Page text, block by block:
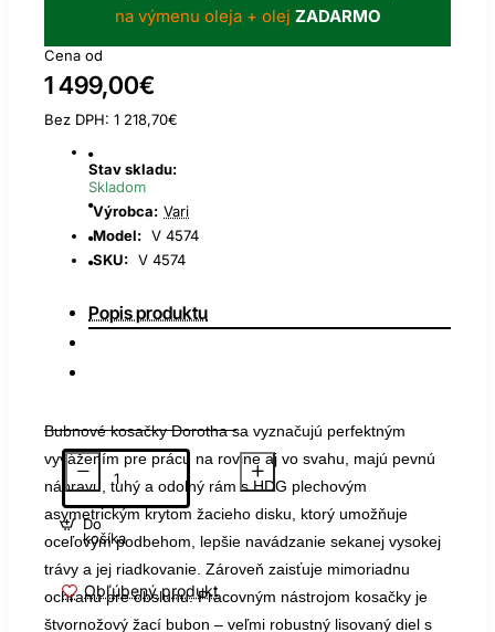
na výmenu oleja + olej ZADARMO
Cena od
1 499,00€
Bez DPH: 1 218,70€
Stav skladu:
Skladom
Výrobca: Vari
Model: V 4574
SKU: V 4574
Do
košíka
Obľúbený produkt
Popis produktu
Bubnové kosačky Dorotha sa vyznačujú perfektným
vyvážením pre prácu na rovine aj vo svahu, majú pevnú
nápravu, tuhý a odolný rám s HDG plechovým
asymetrickým krytom žacieho disku, ktorý umožňuje
oceľovým podbehom, lepšie navádzanie sekanej vysokej
trávy a jej riadkovanie. Zároveň zaisťuje mimoriadnu
ochranu pre obsluhu. Pracovným nástrojom kosačky je
štvornožový žací bubon – veľmi robustný lisovaný diel s